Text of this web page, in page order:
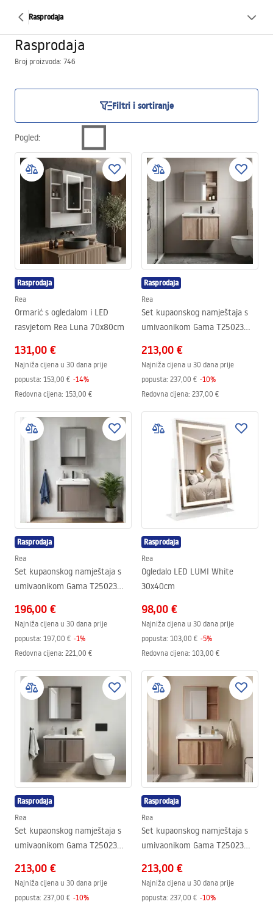
Rasprodaja
Rasprodaja
Broj proizvoda: 746
Filtri i sortiranje
Pogled:
Rasprodaja
Rea
Ormarić s ogledalom i LED
rasvjetom Rea Luna 70x80cm
131,00 €
Najniža cijena u 30 dana prije
popusta: 153,00 € -14%
Redovna cijena: 153,00 €
Rasprodaja
Rea
Set kupaonskog namještaja s
umivaonikom Gama T25023
213,00 €
Najniža cijena u 30 dana prije
popusta: 237,00 € -10%
Redovna cijena: 237,00 €
Rasprodaja
Rea
Set kupaonskog namještaja s
umivaonikom Gama T25023
196,00 €
Najniža cijena u 30 dana prije
popusta: 197,00 € -1%
Redovna cijena: 221,00 €
Rasprodaja
Rea
Ogledalo LED LUMI White
30x40cm
98,00 €
Najniža cijena u 30 dana prije
popusta: 103,00 € -5%
Redovna cijena: 103,00 €
Rasprodaja
Rea
Set kupaonskog namještaja s
umivaonikom Gama T25023
213,00 €
Najniža cijena u 30 dana prije
popusta: 237,00 € -10%
Rasprodaja
Rea
Set kupaonskog namještaja s
umivaonikom Gama T25023
213,00 €
Najniža cijena u 30 dana prije
popusta: 237,00 € -10%